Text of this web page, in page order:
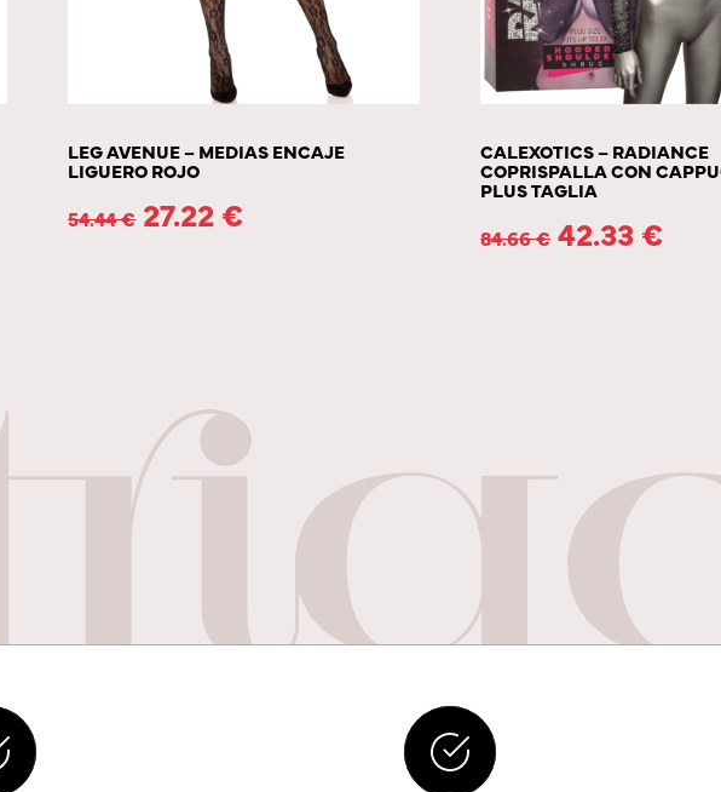
LEG AVENUE – MEDIAS ENCAJE
LIGUERO ROJO
54.44€ 27.22 €
CALEXOTICS – RADIANCE
COPRISPALLA CON
PLUS TAGLIA
84.66€ 42.33 €